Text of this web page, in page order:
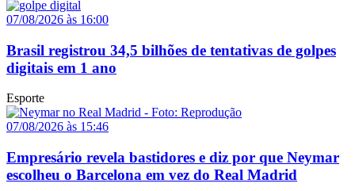
07/08/2026 às 16:00
Brasil registrou 34,5 bilhões de tentativas de golpes
digitais em 1 ano
Esporte
07/08/2026 às 15:46
Empresário revela bastidores e diz por que Neymar
escolheu o Barcelona em vez do Real Madrid